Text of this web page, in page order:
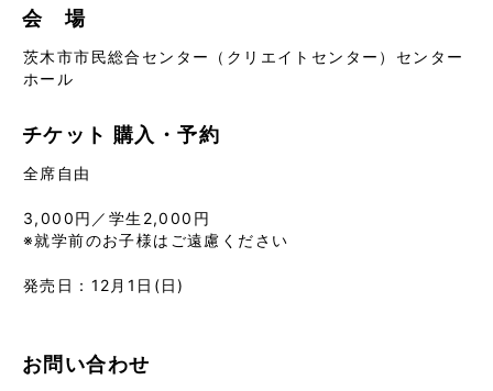
会 場
茨木市市民総合センター（クリエイトセンター）センター
ホール
チケット 購入・予約
全席自由
3,000円／学生2,000円
※就学前のお子様はご遠慮ください
発売日：12月1日(日)
お問い合わせ